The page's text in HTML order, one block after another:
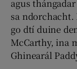
agus
sa ndorchacht.
go dtí duine
McCarthy, ina
Ghinearál